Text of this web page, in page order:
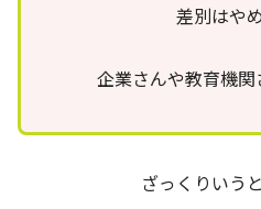
差別はや
企業さんや教育機
ざっくりいう